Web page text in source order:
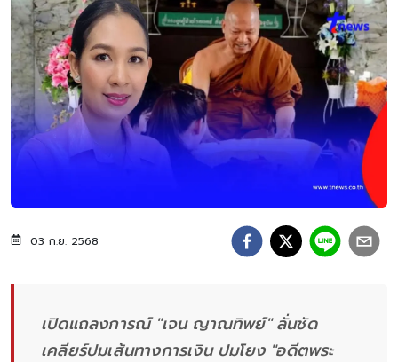
03 ก.ย. 2568
เปิดแถลงการณ์ "เจน ญาณทิพย์" ลั่นชัด
เคลียร์ปมเส้นทางการเงิน ปมโยง "อดีตพระ